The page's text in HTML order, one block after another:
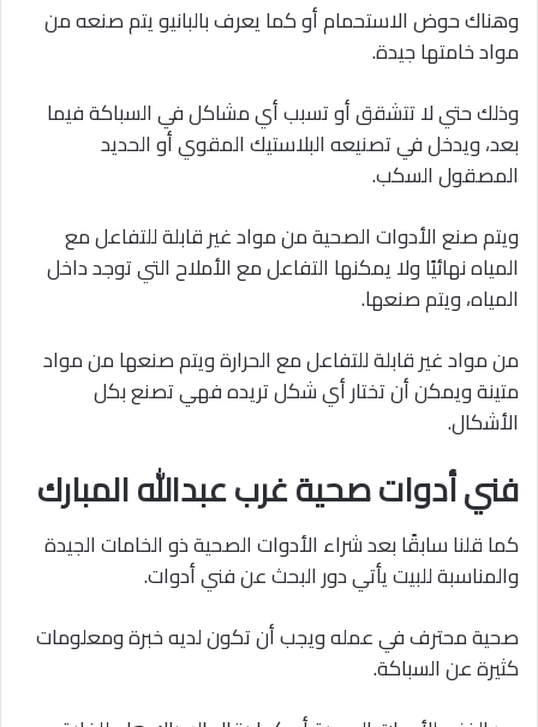
وهناك حوض الاستحمام أو كما يعرف بالبانيو يتم صنعه من
مواد خامتها جيدة.
وذلك حتي لا تتشقق أو تسبب أي مشاكل في السباكة فيما
بعد، ويدخل في تصنيعه البلاستيك المقوي أو الحديد
المصقول السكب.
ويتم صنع الأدوات الصحية من مواد غير قابلة للتفاعل مع
المياه نهائيًا ولا يمكنها التفاعل مع الأملاح التي توجد داخل
المياه، ويتم صنعها.
من مواد غير قابلة للتفاعل مع الحرارة ويتم صنعها من مواد
متينة ويمكن أن تختار أي شكل تريده فهي تصنع بكل
الأشكال.
فني أدوات صحية غرب عبدالله المبارك
كما قلنا سابقًا بعد شراء الأدوات الصحية ذو الخامات الجيدة
والمناسبة للبيت يأتي دور البحث عن فني أدوات.
صحية محترف في عمله ويجب أن تكون لديه خبرة ومعلومات
كثيرة عن السباكة.